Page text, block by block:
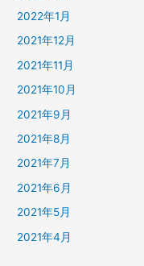
2022年1月
2021年12月
2021年11月
2021年10月
2021年9月
2021年8月
2021年7月
2021年6月
2021年5月
2021年4月